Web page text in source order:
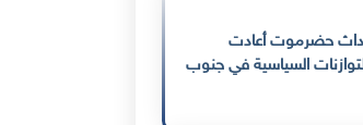
حضرموت أعادت
السياسية في جنوب